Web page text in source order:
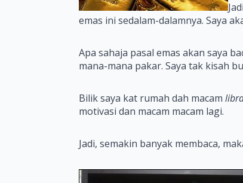
emas ini sedalam-dalamnya. Saya
Apa sahaja pasal emas akan saya
mana-mana pakar. Saya tak kisah
Bilik saya kat rumah dah macam
motivasi dan macam macam lagi.
Jadi, semakin banyak membaca,